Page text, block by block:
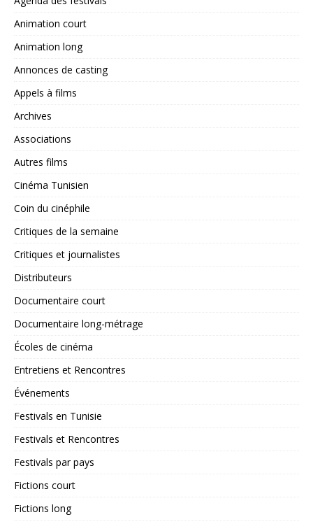
Animation court
Animation long
Annonces de casting
Appels à films
Archives
Associations
Autres films
Cinéma Tunisien
Coin du cinéphile
Critiques de la semaine
Critiques et journalistes
Distributeurs
Documentaire court
Documentaire long-métrage
Écoles de cinéma
Entretiens et Rencontres
Événements
Festivals en Tunisie
Festivals et Rencontres
Festivals par pays
Fictions court
Fictions long